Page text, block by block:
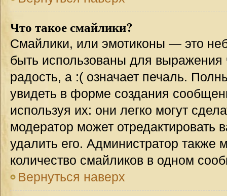
Что такое смайлики?
Смайлики, или эмотиконы — это
быть использованы для выражения
радость, а :( означает печаль.
увидеть в форме создания
используя их: они легко могут
модератор может
удалить его. Администратор также
количество смайликов в одном
Вернуться наверх